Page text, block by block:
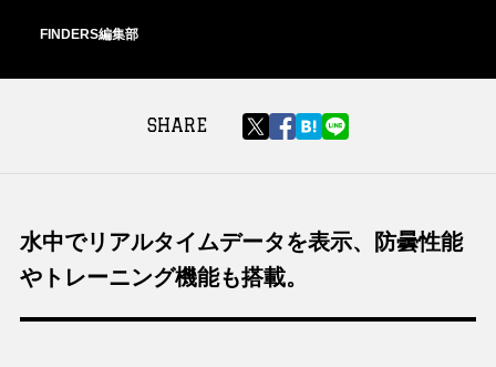
FINDERS編集部
SHARE
水中でリアルタイムデータを表示、防曇性能
やトレーニング機能も搭載。